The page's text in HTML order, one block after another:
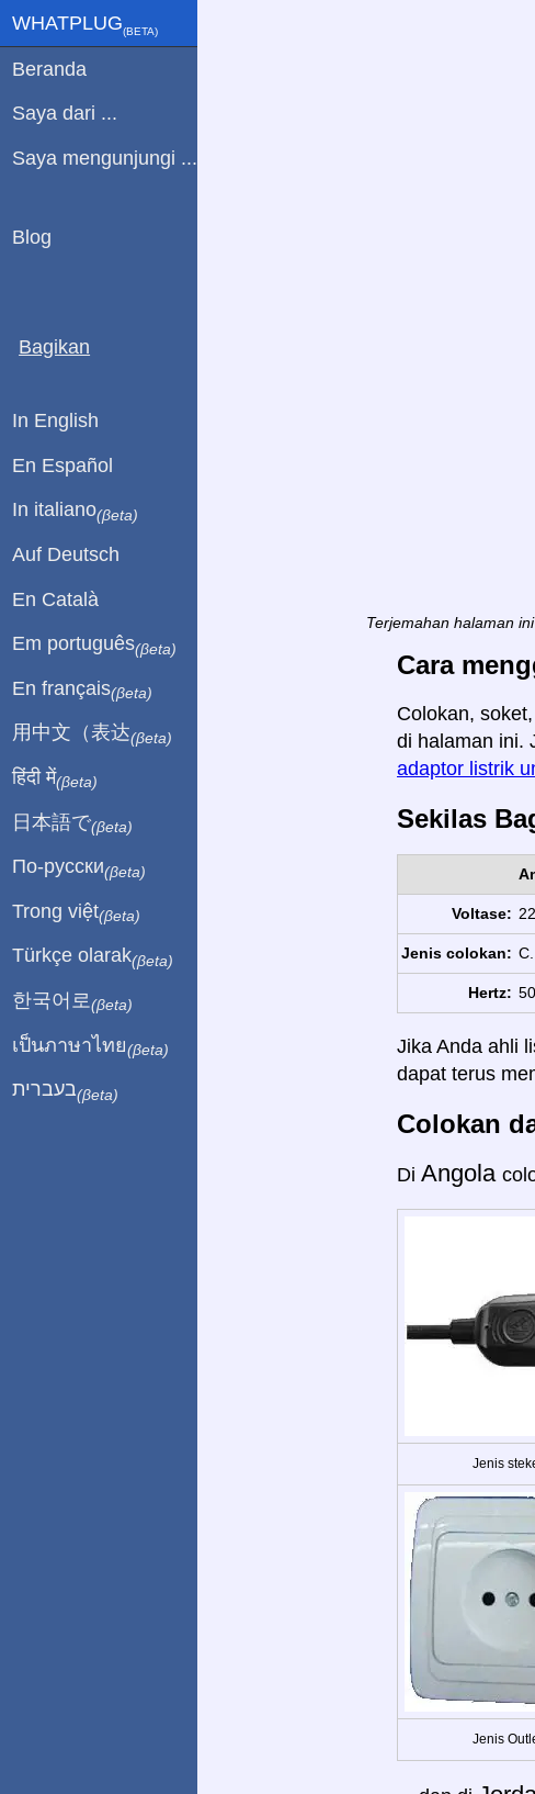
Terjemahan halaman
Cara
Colokan,
di halaman ini.
adaptor listrik
Sekilas
Voltase:
Jenis colokan: C.
Hertz:
Jika Anda ahli
dapat terus
Colokan
Di Angola
Jenis
Jenis
WHATPLUG(ΒETA)
Beranda
Saya dari ...
Saya mengunjungi ...
Blog
Bagikan
In English
En Español
In italiano(βeta)
Auf Deutsch
En Català
Em português(βeta)
En français(βeta)
用中文（表达(βeta)
हिंदी में(βeta)
日本語で(βeta)
По-русски(βeta)
Trong việt(βeta)
Türkçe olarak(βeta)
한국어로 (βeta)
เป็นภาษาไทย(βeta)
בעברית(βeta)